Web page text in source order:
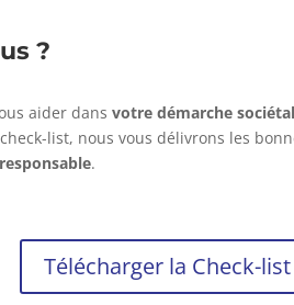
?
aider dansvotre démarche
list, nous vous délivrons les
.
Télécharger la Check-list